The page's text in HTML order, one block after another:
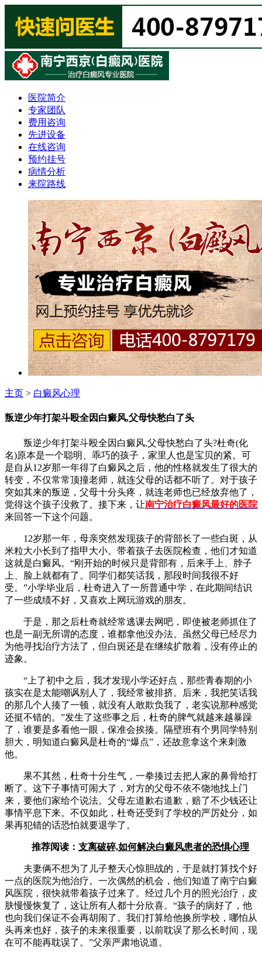
医院简介
专家团队
费用咨询
先进设备
在线咨询
预约挂号
病情分析
来院路线
主页 > 白癜风心理
叛逆少年打架斗殴全因白癜风,父母快愁白了头
叛逆少年打架斗殴全因白癜风,父母快愁白了头?杜奇(化
名)原本是一个聪明、乖巧的孩子，家里人也是宝贝的紧。可
是自从12岁那一年得了白癜风之后，他的性格就发生了很大的
转变，不仅常常顶撞老师，就连父母的话都不听了。对于孩子
突如其来的叛逆，父母十分头疼，就连老师也已经放弃他了，
觉得这个孩子没救了。接下来，让南宁治疗白癜风最好的医院
来回答一下这个问题。
12岁那一年，母亲突然发现孩子的背部长了一些白斑，从
米粒大小长到了指甲大小。带着孩子去医院检查，他们才知道
这就是白癜风。“刚开始的时候只是背部有，后来手上、脖子
上、脸上就都有了。同学们都笑话我，那段时间我很不好
受。”小学毕业后，杜奇进入了一所普通中学，在此期间结识
了一些成绩不好，又喜欢上网玩游戏的朋友。
于是，那之后杜奇就经常逃课去网吧，即使被老师抓住了
也是一副无所谓的态度，谁都拿他没办法。虽然父母已经尽力
为他寻找治疗方法了，但白斑还是在继续扩散着，没有停止的
迹象。
“上了初中之后，我才发现小学还好点，那些青春期的小
孩实在是太能嘲讽别人了，我经常被排挤。后来，我把笑话我
的那几个人揍了一顿，就没有人敢欺负我了，老实说那种感觉
还挺不错的。”发生了这些事之后，杜奇的脾气就越来越暴躁
了，谁要是多看他一眼，保准会挨揍。隔壁班有个男同学特别
胆大，明知道白癜风是杜奇的“爆点”，还故意拿这个来刺激
他。
果不其然，杜奇十分生气，一拳揍过去把人家的鼻骨给打
断了。这下子事情可闹大了，对方的父母不依不饶地找上门
来，要他们家给个说法。父母左道歉右道歉，赔了不少钱还让
事情平息下来。不仅如此，杜奇还受到了学校的严厉处分，如
果再犯错的话恐怕就要退学了。
推荐阅读： 支离破碎,如何解决白癜风患者的恐惧心理
夫妻俩不想为了儿子整天心惊胆战的，于是就打算找个好
一点的医院为他治疗。一次偶然的机会，他们知道了南宁白癜
风医院，很快就带着孩子过来了。经过几个月的照光治疗，皮
肤慢慢恢复了，这让所有人都十分欣喜。“孩子的病好了，他
也向我们保证不会再胡闹了。我们打算给他换所学校，哪怕从
头再来也好，孩子的未来很重要，以前耽误了那么长时间，现
在可不能再耽误了。”父亲严肃地说道。